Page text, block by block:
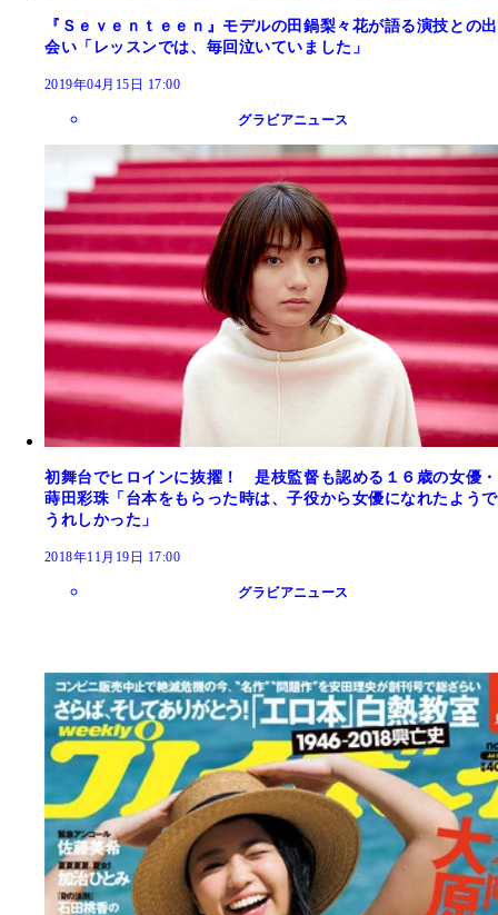
『Ｓｅｖｅｎｔｅｅｎ』モデルの田鍋梨々花が語る演技との出
会い「レッスンでは、毎回泣いていました」
2019年04月15日 17:00
グラビアニュース
初舞台でヒロインに抜擢！ 是枝監督も認める１６歳の女優・
蒔田彩珠「台本をもらった時は、子役から女優になれたようで
うれしかった」
2018年11月19日 17:00
グラビアニュース